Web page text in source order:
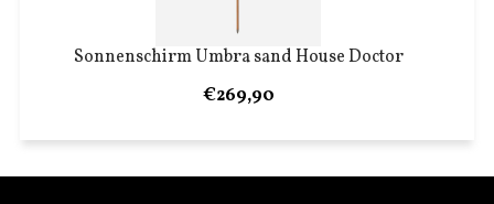
Sonnenschirm Umbra sand House Doctor
€269,90